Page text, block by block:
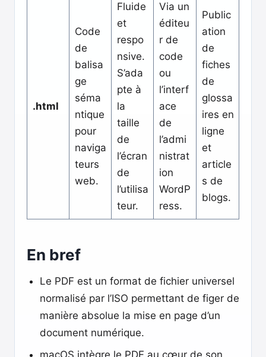
.html
Code
de
balisa
ge
séma
ntique
pour
naviga
teurs
web.
Fluide
et
respo
nsive.
S’ada
pte à
la
taille
de
l’écran
de
l’utilisa
teur.
Via un
éditeu
r de
code
ou
l’interf
ace
de
l’admi
nistrat
ion
WordP
ress.
Public
ation
de
fiches
de
glossa
ires en
ligne
et
article
s de
blogs.
En bref
Le PDF est un format de fichier universel
normalisé par l’ISO permettant de figer de
manière absolue la mise en page d’un
document numérique.
macOS intègre le PDF au cœur de son